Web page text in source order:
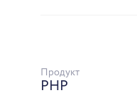
Продукт
PHP